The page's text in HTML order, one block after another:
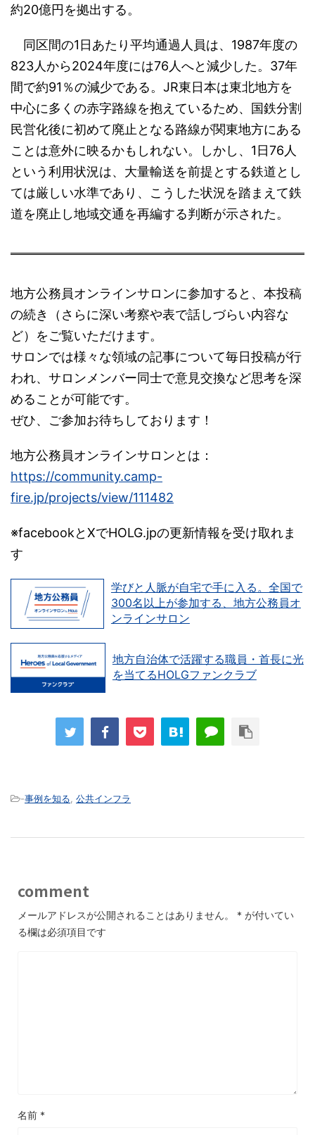
約20億円を拠出する。
同区間の1日あたり平均通過人員は、1987年度の
823人から2024年度には76人へと減少した。37年
間で約91％の減少である。JR東日本は東北地方を
中心に多くの赤字路線を抱えているため、国鉄分割
民営化後に初めて廃止となる路線が関東地方にある
ことは意外に映るかもしれない。しかし、1日76人
という利用状況は、大量輸送を前提とする鉄道とし
ては厳しい水準であり、こうした状況を踏まえて鉄
道を廃止し地域交通を再編する判断が示された。
地方公務員オンラインサロンに参加すると、本投稿
の続き（さらに深い考察や表で話しづらい内容な
ど）をご覧いただけます。
サロンでは様々な領域の記事について毎日投稿が行
われ、サロンメンバー同士で意見交換など思考を深
めることが可能です。
ぜひ、ご参加お待ちしております！
地方公務員オンラインサロンとは：
https://community.camp-
fire.jp/projects/view/111482
※facebookとXでHOLG.jpの更新情報を受け取れま
す
学びと人脈が自宅で手に入る。全国で
300名以上が参加する、地方公務員オ
ンラインサロン
地方自治体で活躍する職員・首長に光
を当てるHOLGファンクラブ
-事例を知る 公共インフラ
comment
メールアドレスが公開されることはありません。 * が付いてい
る欄は必須項目です
名前 *